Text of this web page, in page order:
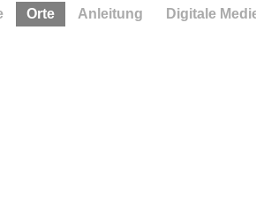
Orte Anleitung Digitale